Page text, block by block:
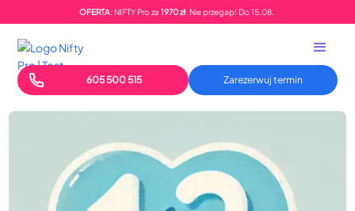
OFERTA: NIFTY Pro za 1970 zł. Nie przegap! Do 15.08.
605 500 515 Zarezerwuj termin